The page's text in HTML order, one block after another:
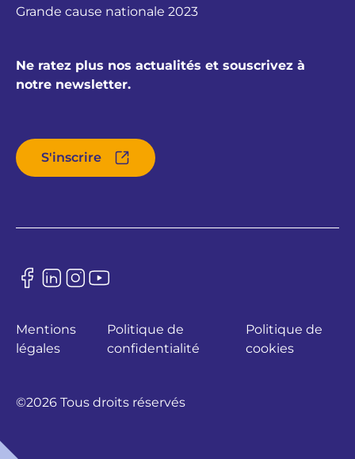
Grande cause nationale 2023
Ne ratez plus nos actualités et souscrivez à
notre newsletter.
S'inscrire
©2026 Tous droits réservés
Mentions
légales
Politique de
confidentialité
Politique de
cookies